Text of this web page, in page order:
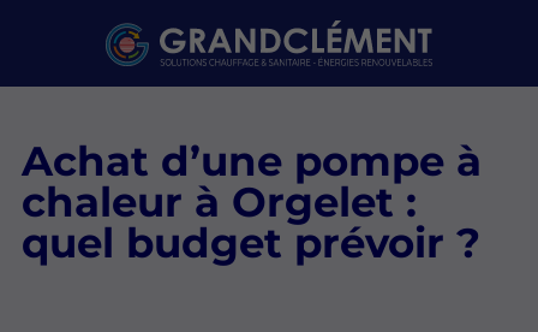
Achat d’une pompe à
chaleur à Orgelet :
quel budget prévoir ?